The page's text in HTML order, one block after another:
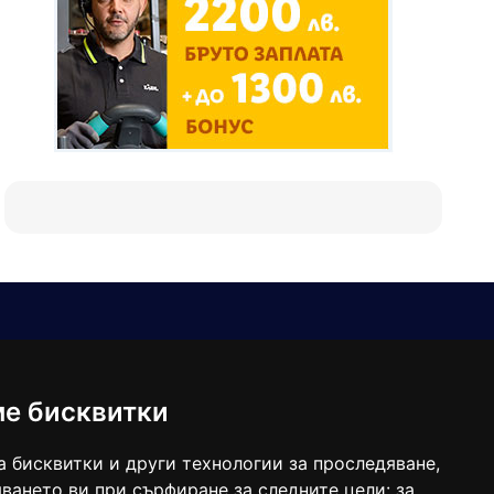
бисквитки
бисквитки и други технологии за проследяване,
ви при сърфиране за следните цели: за
balgarkanews@gmail.com